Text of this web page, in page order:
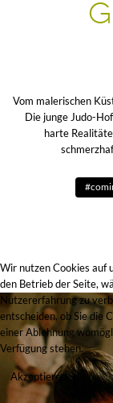
Vom malerischen
Die junge Judo-
harte
Wir nutzen Cookies auf
den Betrieb der Seite,
Nutzererfahrung zu
entscheiden, ob Sie die
einer Ablehnung
Verfügung stehen.
Akzeptieren